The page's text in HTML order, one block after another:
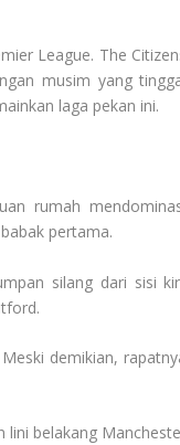
League. The
musim yang
laga pekan ini.
rumah
pertama.
silang dari sisi
demikian,
lini belakang